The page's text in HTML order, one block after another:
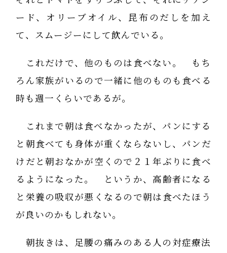
ード、オリーブオイル、昆布のだしを加え
て、スムージーにして飲んでいる。
これだけで、他のものは食べない。 もち
ろん家族がいるので一緒に他のものも食べる
時も週一くらいであるが。
これまで朝は食べなかったが、パンにする
と朝食べても身体が重くならないし、パンだ
けだと朝おなかが空くので２１年ぶりに食べ
るようになった。 というか、高齢者になる
と栄養の吸収が悪くなるので朝は食べたほう
が良いのかもしれない。
朝抜きは、足腰の痛みのある人の対症療法